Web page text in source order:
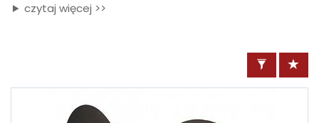
czytaj więcej >>